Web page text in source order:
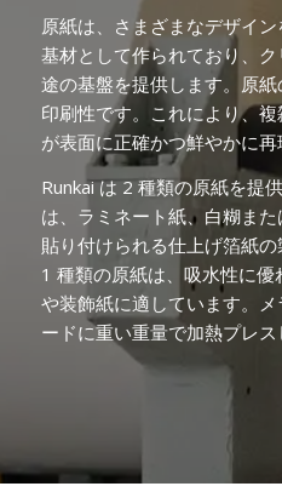
原紙は、さまざまなデザイ
基材として作られており、
途の基盤を提供します。原
印刷性です。これにより、
が表面に正確かつ鮮やかに再
Runkai は 2 種類の原紙を提
は、ラミネート紙、白糊ま
貼り付けられる仕上げ箔紙
1 種類の原紙は、吸水性に
や装飾紙に適しています。
ードに重い重量で加熱プレス